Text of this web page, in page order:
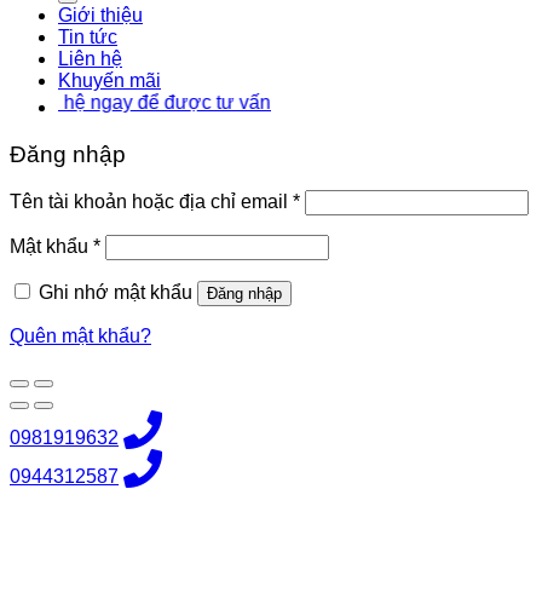
Giới thiệu
Tin tức
Liên hệ
Khuyến mãi
ngay để được tư vấn
Đăng nhập
Tên tài khoản hoặc địa chỉ email *Bắt
buộc
Mật khẩu *Bắt
buộc
Ghi nhớ mật khẩu
Đăng nhập
Quên mật khẩu?
0981919632
0944312587